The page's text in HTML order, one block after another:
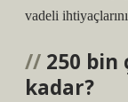
vadeli
250
kadar?